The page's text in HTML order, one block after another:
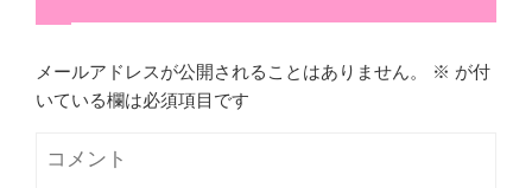
メールアドレスが公開されることはありません。 ※ が付
いている欄は必須項目です